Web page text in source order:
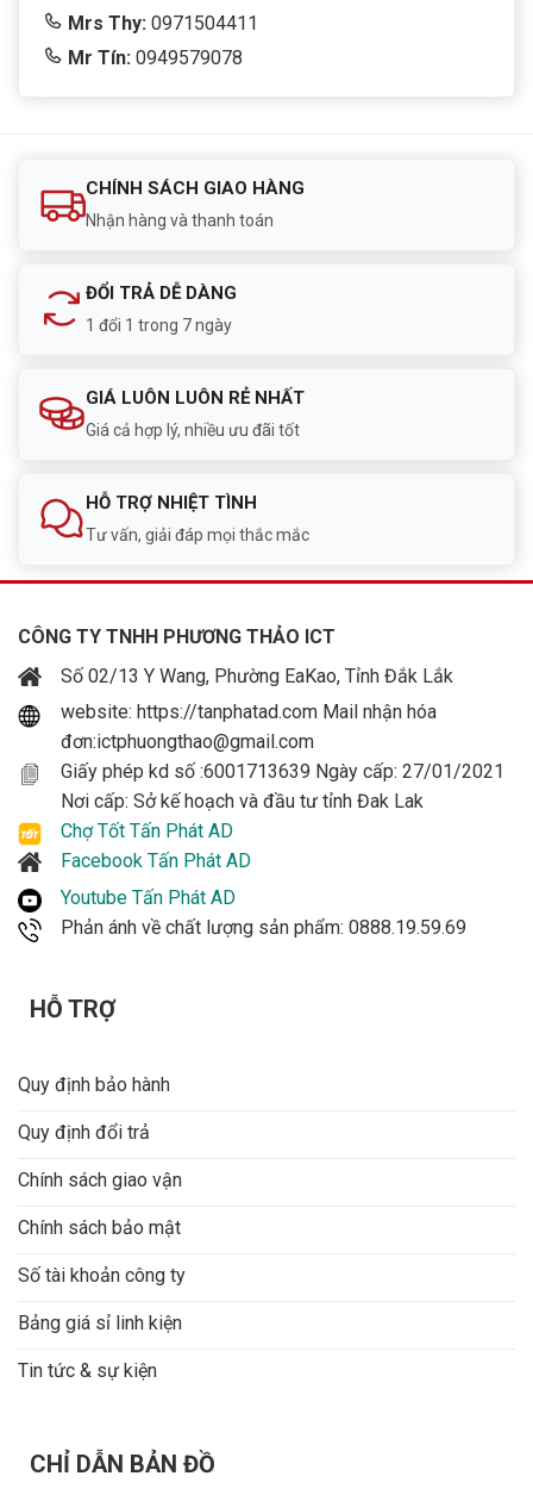
Mrs Thy: 0971504411
Mr Tín: 0949579078
CHÍNH SÁCH GIAO HÀNG
Nhận hàng và thanh toán
ĐỔI TRẢ DỄ DÀNG
1 đổi 1 trong 7 ngày
GIÁ LUÔN LUÔN RẺ NHẤT
Giá cả hợp lý, nhiều ưu đãi tốt
HỖ TRỢ NHIỆT TÌNH
Tư vấn, giải đáp mọi thắc mắc
CÔNG TY TNHH PHƯƠNG THẢO ICT
Số 02/13 Y Wang, Phường EaKao, Tỉnh Đắk Lắk
website: https://tanphatad.com Mail nhận hóa
đơn:ictphuongthao@gmail.com
Giấy phép kd số :6001713639 Ngày cấp: 27/01/2021
Nơi cấp: Sở kế hoạch và đầu tư tỉnh Đak Lak
Chợ Tốt Tấn Phát AD
Facebook Tấn Phát AD
Youtube Tấn Phát AD
Phản ánh về chất lượng sản phẩm: 0888.19.59.69
HỖ TRỢ
Quy định bảo hành
Quy định đổi trả
Chính sách giao vận
Chính sách bảo mật
Số tài khoản công ty
Bảng giá sỉ linh kiện
Tin tức & sự kiện
CHỈ DẪN BẢN ĐỒ